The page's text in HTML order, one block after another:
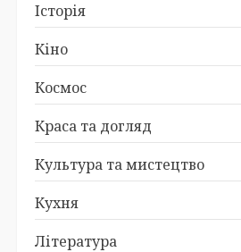
Історія
Кіно
Космос
Краса та догляд
Культура та мистецтво
Кухня
Література